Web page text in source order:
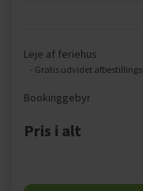
Leje af feriehus
- Gratis udvidet
Bookinggebyr
Pris i alt